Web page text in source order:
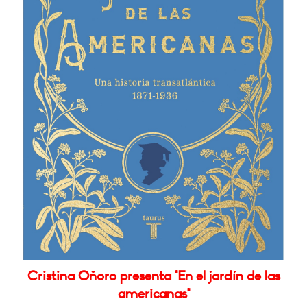
Cristina Oñoro presenta "En el jardín de las
americanas"